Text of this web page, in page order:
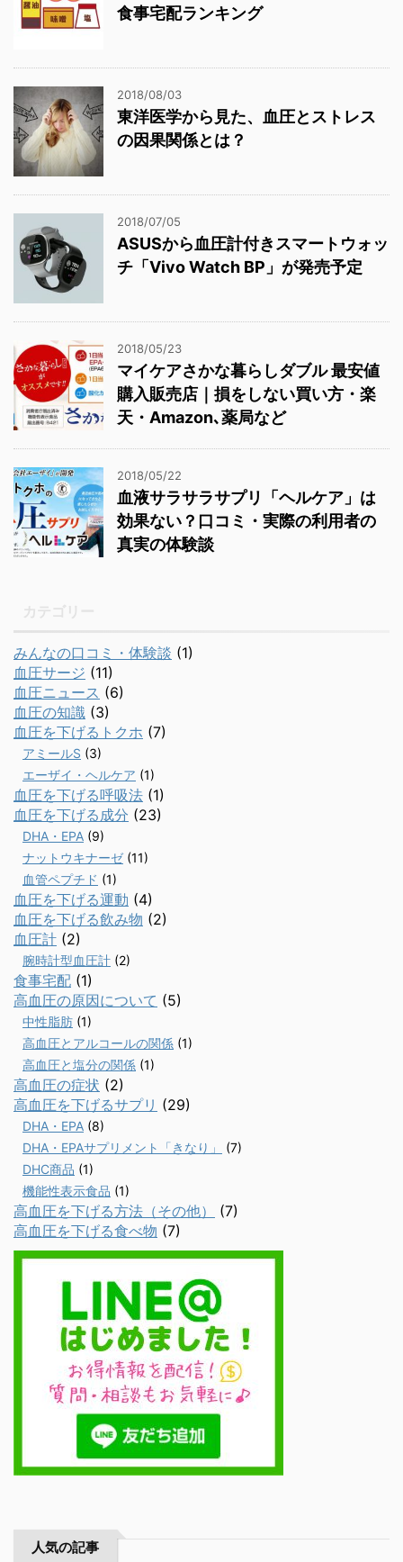
食事宅配ランキング
2018/08/03
東洋医学から見た、血圧とストレス
の因果関係とは？
2018/07/05
ASUSから血圧計付きスマートウォッ
チ「Vivo Watch BP」が発売予定
2018/05/23
マイケアさかな暮らしダブル 最安値
購入販売店｜損をしない買い方・楽
天・Amazon､薬局など
2018/05/22
血液サラサラサプリ「ヘルケア」は
効果ない？口コミ・実際の利用者の
真実の体験談
みんなの口コミ・体験談 (1)
血圧サージ (11)
血圧ニュース (6)
血圧の知識 (3)
血圧を下げるトクホ (7)
アミールS (3)
エーザイ・ヘルケア (1)
血圧を下げる呼吸法 (1)
血圧を下げる成分 (23)
DHA・EPA (9)
ナットウキナーゼ(11)
血管ペプチド (1)
血圧を下げる運動 (4)
血圧を下げる飲み物 (2)
血圧計 (2)
腕時計型血圧計 (2)
食事宅配 (1)
高血圧の原因について (5)
中性脂肪 (1)
高血圧とアルコールの関係 (1)
高血圧と塩分の関係 (1)
高血圧の症状 (2)
高血圧を下げるサプリ (29)
DHA・EPA (8)
DHA・EPAサプリメント「きなり」
(7)
DHC商品 (1)
機能性表示食品 (1)
高血圧を下げる方法（その他）
(7)
高血圧を下げる食べ物 (7)
人気の記事